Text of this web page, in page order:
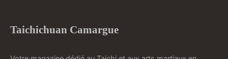
Taichichuan Camargue